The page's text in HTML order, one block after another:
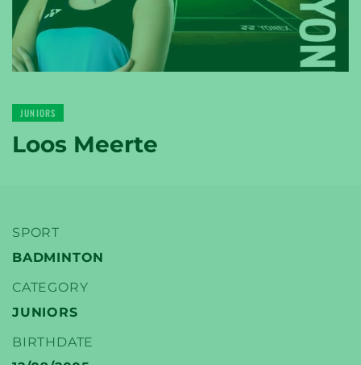
YONEX
GOLF
YONEX
JUNIORS
Loos Meerte
SPORT
BADMINTON
CATEGORY
JUNIORS
BIRTHDATE